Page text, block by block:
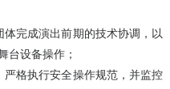
完成演出前期的技术协调，以
台设备操作；
格执行安全操作规范，并监控